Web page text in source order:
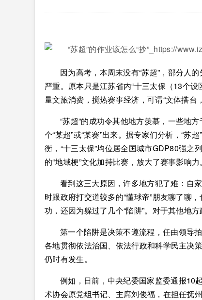
因为高考，本周末没有“苏超”，部分人
严重。原本只是江苏省内“十三太保（13个设
量文旅消费，搅热赛事经济，可谓“文体搭台
“苏超”的成功令其他地方羡慕，一些地
个“某超”或“某赛”出来。据专家们分析，“苏
衡，“十三太保”均位居全国城市GDP80强之
的“地域梗”文化加持比赛，放大了赛事影响力。
看到这三大原因，许多地方犯了难：自
时跟政府打交道较多的“懂球帝”朋友聊了聊
功，还因为躲过了几个“陷阱”。对于其他地
第一个陷阱是决策不遵流程，任由领导
各地贯彻依法治国、依法行政和科学民主决
仍时有发生。
例如，日前，中央纪委国家监委通报10
术协会原党组书记、主席刘俊福，在担任抚